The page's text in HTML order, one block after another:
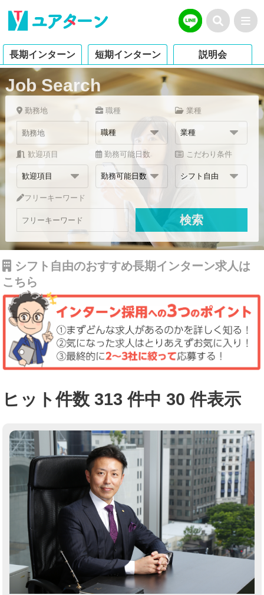
長期インターン 短期インターン 説明会
Job Search
勤務地 職種 業種
歓迎項目 勤務可能日数 こだわり条件
フリーキーワード
シフト自由のおすすめ長期インターン求人は
こちら
ヒット件数 313 件中 30 件表示